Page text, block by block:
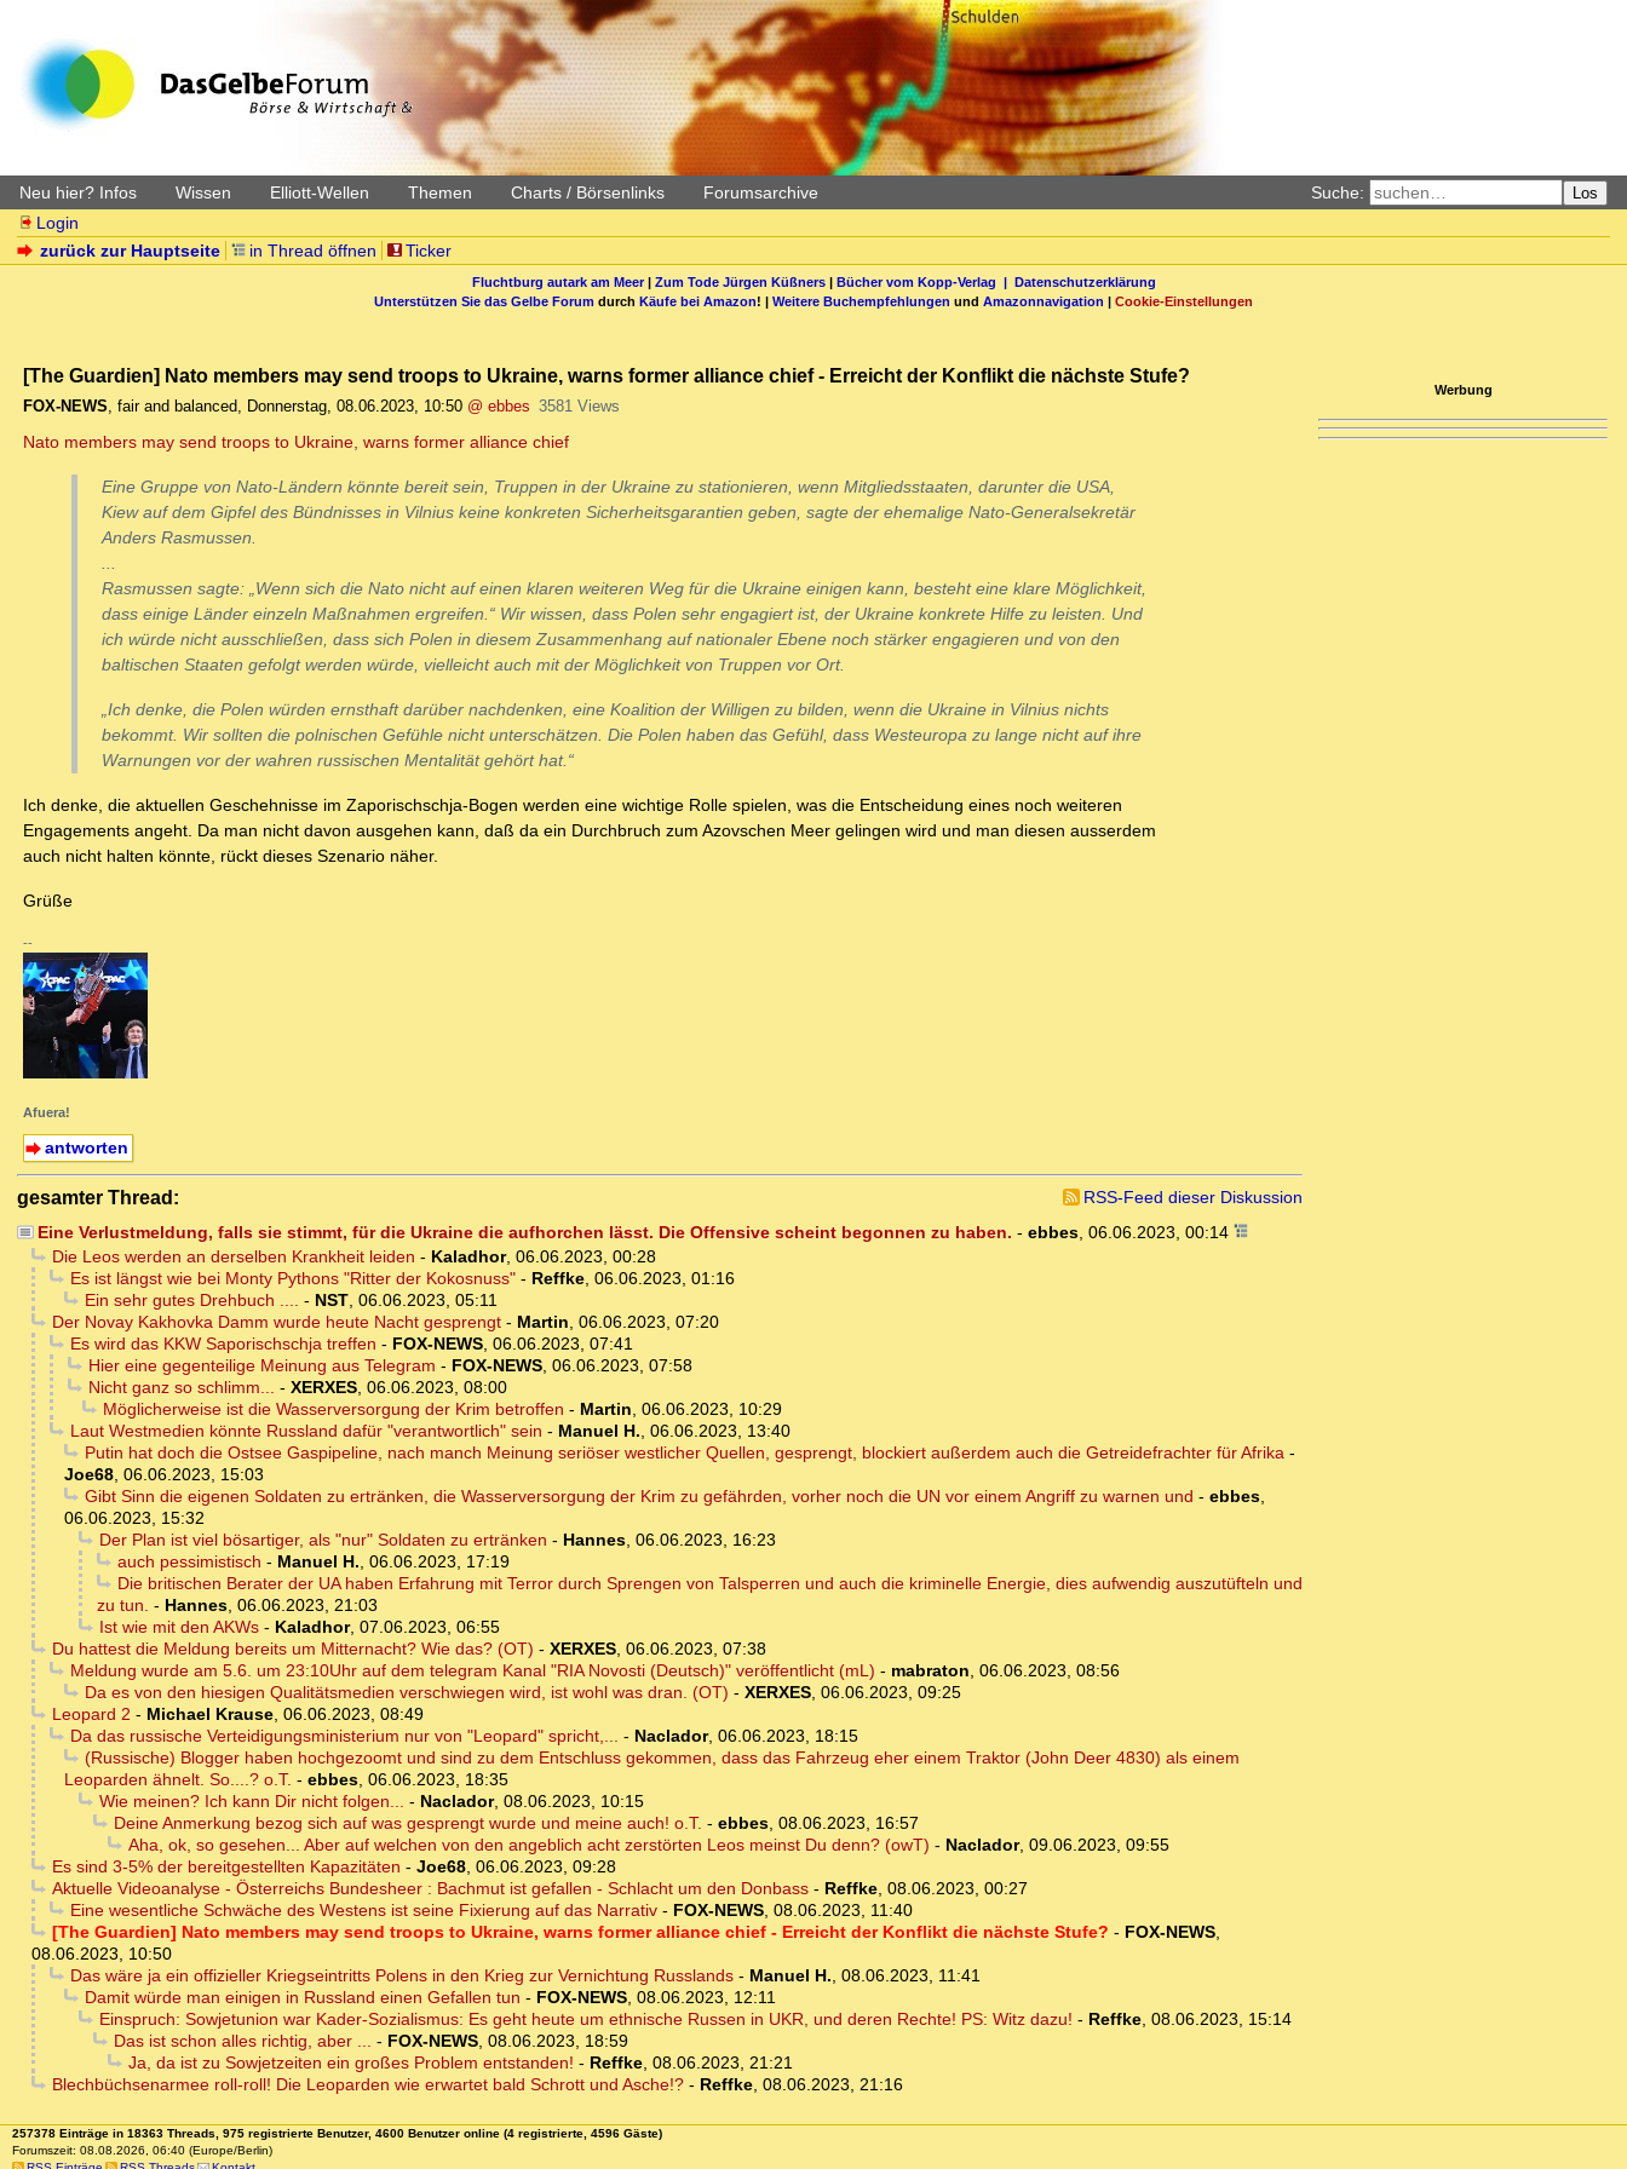
Neu hier? Infos Wissen Elliott-Wellen Themen Charts / Börsenlinks Forumsarchive Suche: Los
Login
zurück zur Hauptseite
in Thread öffnen Ticker
Fluchtburg autark am Meer| Zum Tode Jürgen Küßners| Bücher vom Kopp-Verlag | Datenschutzerklärung
Unterstützen Sie das Gelbe Forum durch Käufe bei Amazon! | Weitere Buchempfehlungen und Amazonnavigation | Cookie-Einstellungen
[The Guardien] Nato members may send troops to Ukraine, warns former alliance chief - Erreicht der Konflikt die nächste Stufe?
FOX-NEWS, fair and balanced, Donnerstag, 08.06.2023, 10:50 @ ebbes 3581 Views
Nato members may send troops to Ukraine, warns former alliance chief
Eine Gruppe von Nato-Ländern könnte bereit sein, Truppen in der Ukraine zu stationieren, wenn Mitgliedsstaaten, darunter die USA,
Kiew auf dem Gipfel des Bündnisses in Vilnius keine konkreten Sicherheitsgarantien geben, sagte der ehemalige Nato-Generalsekretär
Anders Rasmussen.
...
Rasmussen sagte: „Wenn sich die Nato nicht auf einen klaren weiteren Weg für die Ukraine einigen kann, besteht eine klare Möglichkeit,
dass einige Länder einzeln Maßnahmen ergreifen.“ Wir wissen, dass Polen sehr engagiert ist, der Ukraine konkrete Hilfe zu leisten. Und
ich würde nicht ausschließen, dass sich Polen in diesem Zusammenhang auf nationaler Ebene noch stärker engagieren und von den
baltischen Staaten gefolgt werden würde, vielleicht auch mit der Möglichkeit von Truppen vor Ort.
„Ich denke, die Polen würden ernsthaft darüber nachdenken, eine Koalition der Willigen zu bilden, wenn die Ukraine in Vilnius nichts
bekommt. Wir sollten die polnischen Gefühle nicht unterschätzen. Die Polen haben das Gefühl, dass Westeuropa zu lange nicht auf ihre
Warnungen vor der wahren russischen Mentalität gehört hat.“
Ich denke, die aktuellen Geschehnisse im Zaporischschja-Bogen werden eine wichtige Rolle spielen, was die Entscheidung eines noch weiteren
Engagements angeht. Da man nicht davon ausgehen kann, daß da ein Durchbruch zum Azovschen Meer gelingen wird und man diesen ausserdem
auch nicht halten könnte, rückt dieses Szenario näher.
Grüße
--
Afuera!
antworten
gesamter Thread:
RSS-Feed dieser Diskussion
Eine Verlustmeldung, falls sie stimmt, für die Ukraine die aufhorchen lässt. Die Offensive scheint begonnen zu haben. - ebbes, 06.06.2023, 00:14
Die Leos werden an derselben Krankheit leiden - Kaladhor, 06.06.2023, 00:28
Es ist längst wie bei Monty Pythons "Ritter der Kokosnuss"- Reffke, 06.06.2023, 01:16
Ein sehr gutes Drehbuch ....
- NST, 06.06.2023, 05:11
Der Novay Kakhovka Damm wurde heute Nacht gesprengt- Martin 06.06.2023, 07:20
Es wird das KKW Saporischschja treffen - FOX-NEWS, 06.06.2023, 07:41
Hier eine gegenteilige Meinung aus Telegram - FOX-NEWS, 06.06.2023, 07:58
Nicht ganz so schlimm...
- XERXES, 06.06.2023, 08:00
Möglicherweise ist die Wasserversorgung der Krim betroffen - Martin 06.06.2023, 10:29
Laut Westmedien könnte Russland dafür "verantwortlich" sein - Manuel H. 06.06.2023, 13:40
Putin hat doch die Ostsee Gaspipeline, nach manch Meinung seriöser westlicher Quellen, gesprengt, blockiert außerdem auch die Getreidefrachter für Afrika -
Joe68 06.06.2023, 15:03
Gibt Sinn die eigenen Soldaten zu ertränken, die Wasserversorgung der Krim zu gefährden, vorher noch die UN vor einem Angriff zu warnen und - ebbes,
06.06.2023, 15:32
Der Plan ist viel bösartiger, als "nur" Soldaten zu ertränken - Hannes, 06.06.2023, 16:23
auch pessimistisch - Manuel H. 06.06.2023, 17:19
Die britischen Berater der UA haben Erfahrung mit Terror durch Sprengen von Talsperren und auch die kriminelle Energie, dies aufwendig auszutüfteln und
zu tun. - Hannes 06.06.2023, 21:03
Ist wie mit den AKWs- Kaladhor, 07.06.2023, 06:55
Du hattest die Meldung bereits um Mitternacht? Wie das? (OT) - XERXES, 06.06.2023, 07:38
Meldung wurde am 5.6. um 23:10Uhr auf dem telegram Kanal "RIA Novosti (Deutsch)" veröffentlicht (mL) - mabraton 06.06.2023, 08:56
Da es von den hiesigen Qualitätsmedien verschwiegen wird, ist wohl was dran. (OT) - XERXES, 06.06.2023, 09:25
Leopard 2 - Michael Krause, 06.06.2023, 08:49
Da das russische Verteidigungsministerium nur von "Leopard" spricht,...
- Naclador, 06.06.2023, 18:15
(Russische) Blogger haben hochgezoomt und sind zu dem Entschluss gekommen, dass das Fahrzeug eher einem Traktor (John Deer 4830) als einem
Leoparden ähnelt. So....? o.T. - ebbes 06.06.2023, 18:35
Wie meinen? Ich kann Dir nicht folgen...
- Naclador, 08.06.2023, 10:15
Deine Anmerkung bezog sich auf was gesprengt wurde und meine auch! o.T. - ebbes, 08.06.2023, 16:57
Aha, ok, so gesehen... Aber auf welchen von den angeblich acht zerstörten Leos meinst Du denn? (owT) - Naclador, 09.06.2023, 09:55
Es sind 3-5% der bereitgestellten Kapazitäten - Joe68, 06.06.2023, 09:28
Aktuelle Videoanalyse - Österreichs Bundesheer : Bachmut ist gefallen - Schlacht um den Donbass- Reffke, 08.06.2023, 00:27
Eine wesentliche Schwäche des Westens ist seine Fixierung auf das Narrativ- FOX-NEWS, 08.06.2023, 11:40
[The Guardien] Nato members may send troops to Ukraine, warns former alliance chief - Erreicht der Konflikt die nächste Stufe? - FOX-NEWS,
08.06.2023, 10:50
Das wäre ja ein offizieller Kriegseintritts Polens in den Krieg zur Vernichtung Russlands- Manuel H. 08.06.2023, 11:41
Damit würde man einigen in Russland einen Gefallen tun - FOX-NEWS, 08.06.2023, 12:11
Einspruch: Sowjetunion war Kader-Sozialismus: Es geht heute um ethnische Russen in UKR, und deren Rechte! PS: Witz dazu! - Reffke, 08.06.2023, 15:14
Das ist schon alles richtig, aber ...
- FOX-NEWS, 08.06.2023, 18:59
Ja, da ist zu Sowjetzeiten ein großes Problem entstanden! - Reffke, 08.06.2023, 21:21
Blechbüchsenarmee roll-roll! Die Leoparden wie erwartet bald Schrott und Asche!?- Reffke, 08.06.2023, 21:16
Werbung
257378 Einträge in 18363 Threads, 975 registrierte Benutzer, 4600 Benutzer online (4 registrierte, 4596 Gäste)
Forumszeit: 08.08.2026, 06:40 (Europe/Berlin)